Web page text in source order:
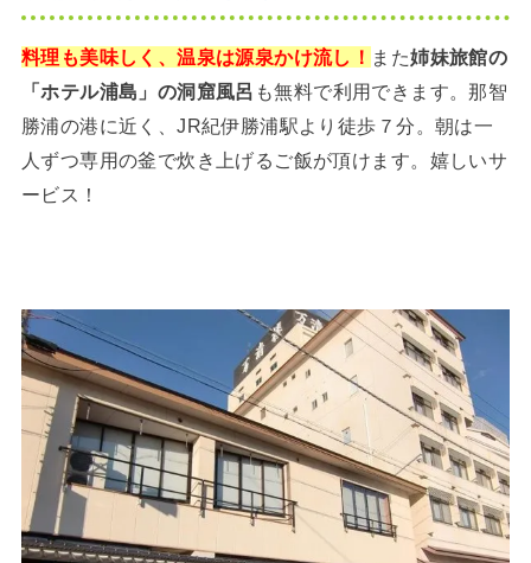
料理も美味しく、温泉は源泉かけ流し！ また姉妹旅館の
「ホテル浦島」の洞窟風呂 も無料で利用できます。那智
勝浦の港に近く、JR紀伊勝浦駅より徒歩７分。朝は一
人ずつ専用の釜で炊き上げるご飯が頂けます。嬉しいサ
ービス！